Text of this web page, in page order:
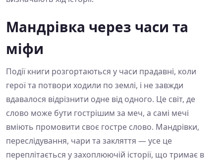
Мандрівка через часи та
міфи
Події книги розгортаються у часи прадавні, коли
герої та потвори ходили по землі, і не завжди
вдавалося відрізнити одне від одного. Це світ, де
слово може бути гострішим за меч, а самі мечі
вміють промовити своє гостре слово. Мандрівки,
переслідування, чари та закляття — усе це
переплітається у захоплюючій історії, що тримає в